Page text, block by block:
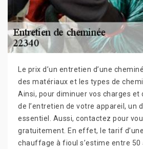
Le prix d’un entretien d’une
des matériaux et les types de
Ainsi, pour diminuer vos charges et
de l’entretien de votre appareil, un
essentiel. Aussi, contactez pour
gratuitement. En effet, le tarif
chauffage à fioul s’estime entre 50